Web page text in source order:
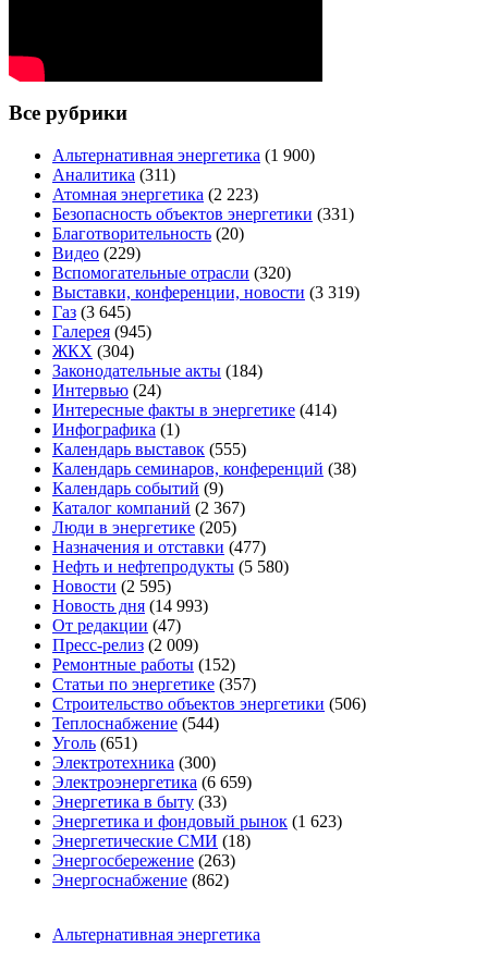
Все рубрики
Альтернативная энергетика (1 900)
Аналитика (311)
Атомная энергетика (2 223)
Безопасность объектов энергетики (331)
Благотворительность (20)
Видео (229)
Вспомогательные отрасли (320)
Выставки, конференции, новости (3 319)
Газ (3 645)
Галерея (945)
ЖКХ (304)
Законодательные акты (184)
Интервью (24)
Интересные факты в энергетике (414)
Инфографика (1)
Календарь выставок (555)
Календарь семинаров, конференций (38)
Календарь событий (9)
Каталог компаний (2 367)
Люди в энергетике (205)
Назначения и отставки (477)
Нефть и нефтепродукты (5 580)
Новости (2 595)
Новость дня (14 993)
От редакции (47)
Пресс-релиз (2 009)
Ремонтные работы (152)
Статьи по энергетике (357)
Строительство объектов энергетики (506)
Теплоснабжение (544)
Уголь (651)
Электротехника (300)
Электроэнергетика (6 659)
Энергетика в быту (33)
Энергетика и фондовый рынок (1 623)
Энергетические СМИ (18)
Энергосбережение (263)
Энергоснабжение (862)
Альтернативная энергетика